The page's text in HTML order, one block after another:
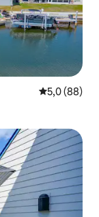
Vlerësimi
5,0 (88)